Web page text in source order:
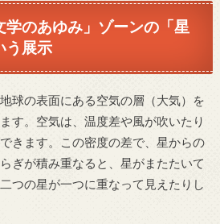
学のあゆみ」ゾーンの「星
う展示
球の表面にある空気の層（大気）を
す。空気は、温度差や風が吹いたり
きます。この密度の差で、星からの
ぎが積み重なると、星がまたたいて
つの星が一つに重なって見えたりし